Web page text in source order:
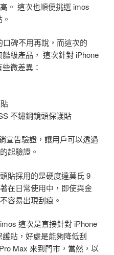
。 這次也順便挑選 imos
碑不用再說，而這次的
級產品， 這次針對 iPhone
微差異：
不鏽鋼鏡頭保護貼
宣告驗證，讓用戶可以透過
起驗證。
貼採用的是硬度達莫氏 9
在日常使用中，即使與金
容易出現刮痕。
這次是直接針對 iPhone
貼，好處是能夠降低刮
Max 來到門市，當然，以